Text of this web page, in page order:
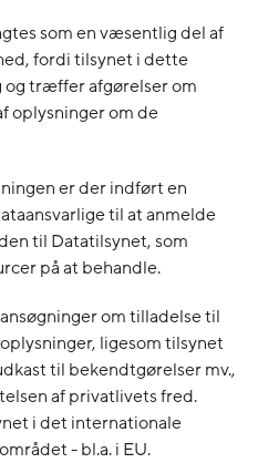
som en væsentlig del af
fordi tilsynet i dette
træffer afgørelser om
oplysninger om de
er der indført en
til at anmelde
til Datatilsynet, som
på at behandle.
om tilladelse til
ligesom tilsynet
til bekendtgørelser mv.,
af privatlivets fred.
i det internationale
- bl.a. i EU.